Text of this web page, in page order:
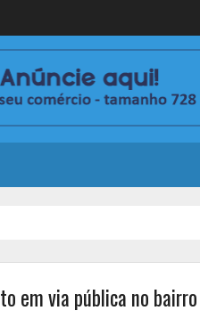
em via pública no bairro